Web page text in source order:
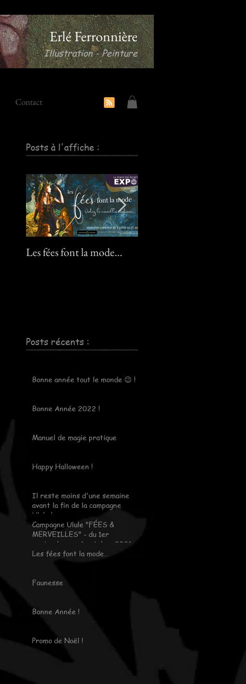
Erlé Ferronnière
Illustration - Peinture
Contact
Posts à l'affiche :
Les fées font la mode…
Posts récents :
Bonne année tout le monde 😉 !
Bonne Année 2022 !
Manuel de magie pratique
Happy Halloween !
Il reste moins d'une semaine
avant la fin de la campagne
Ulule !
Campagne Ulule "FÉES &
MERVEILLES" - du 1er
septembre au 6 octobre 2021
Les fées font la mode…
Faunesse
Bonne Année !
Promo de Noël !